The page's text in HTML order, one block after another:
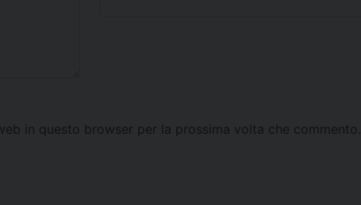
in questo browser per la prossima volta che commento.